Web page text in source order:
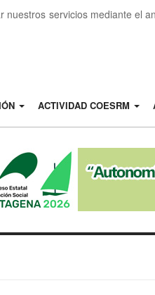
servicios mediante el
ACTIVIDAD COESRM